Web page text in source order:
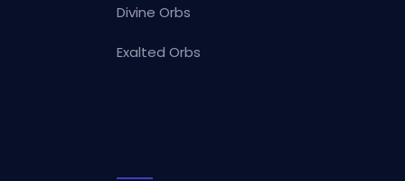
Divine Orbs
Exalted Orbs